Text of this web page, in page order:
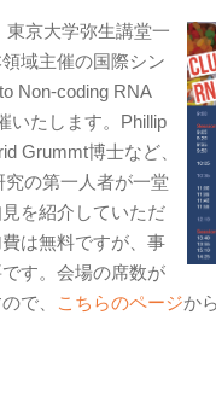
東京大学弥生講堂一
域主催の国際シン
Non-coding RNA
いたします。Phillip
Grummt博士など、
究の第一人者が一堂
を紹介していただ
は無料ですが、事
す。会場の席数が
で、
こちらのページか